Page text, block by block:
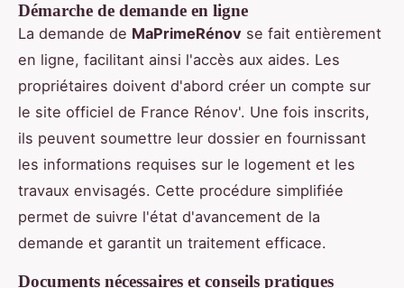
Démarche de demande en ligne
La demande de MaPrimeRénov se fait entièrement
en ligne, facilitant ainsi l'accès aux aides. Les
propriétaires doivent d'abord créer un compte sur
le site officiel de France Rénov'. Une fois inscrits,
ils peuvent soumettre leur dossier en fournissant
les informations requises sur le logement et les
travaux envisagés. Cette procédure simplifiée
permet de suivre l'état d'avancement de la
demande et garantit un traitement efficace.
Documents nécessaires et conseils pratiques